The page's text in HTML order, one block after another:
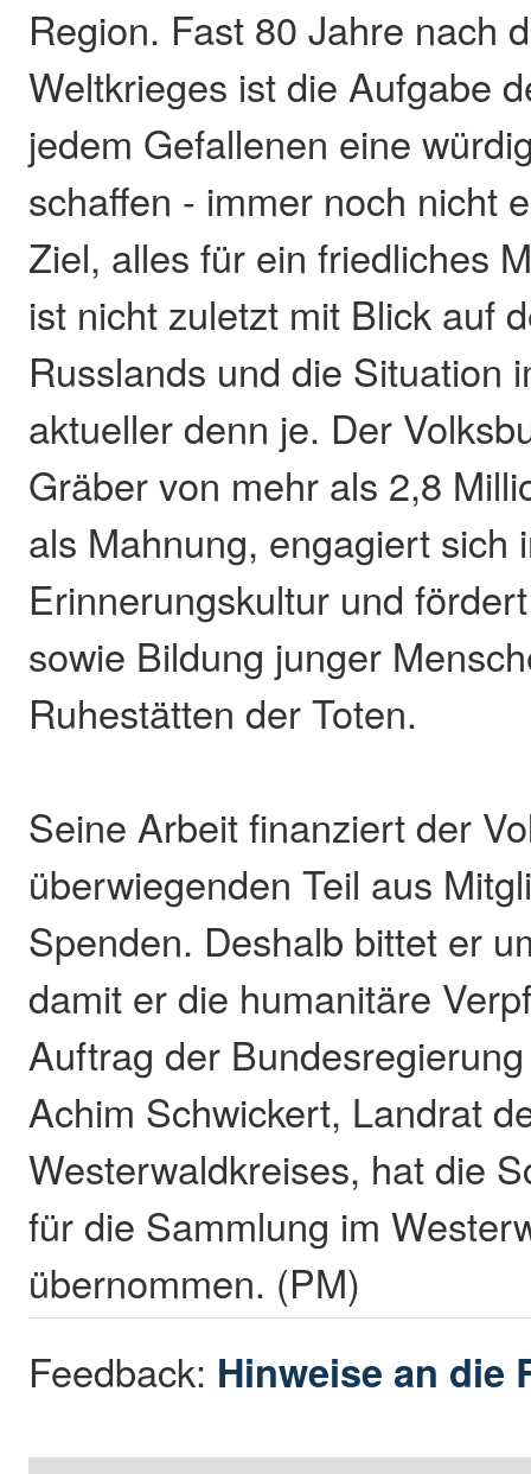
Region. Fast 80 Jahre nach
Weltkrieges ist die Aufgabe
jedem Gefallenen eine
schaffen - immer noch nicht
Ziel, alles für ein friedliches
ist nicht zuletzt mit Blick auf
Russlands und die Situation
aktueller denn je. Der
Gräber von mehr als 2,8
als Mahnung, engagiert sich
Erinnerungskultur und
sowie Bildung junger
Ruhestätten der Toten.
Seine Arbeit finanziert der
überwiegenden Teil aus
Spenden. Deshalb bittet er
damit er die humanitäre
Auftrag der
Achim Schwickert, Landrat
Westerwaldkreises, hat die
für die Sammlung im
übernommen. (PM)
Feedback: Hinweise an die